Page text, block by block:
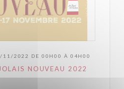
2022 DE 00H00 À 04H00
NOUVEAU 2022